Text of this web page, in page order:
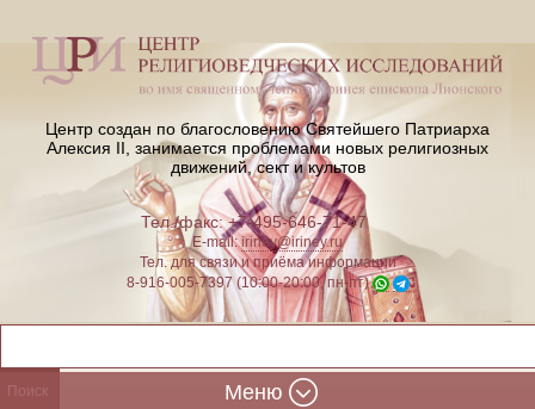
Центр создан по благословению Святейшего Патриарха
Алексия II, занимается проблемами новых религиозных
движений, сект и культов
Тел./факс: +7-495-646-71-47
E-mail:iriney@iriney.ru
Тел. для связи и приёма информации
8-916-005-7397 (10:00-20:00, пн-пт)
Меню